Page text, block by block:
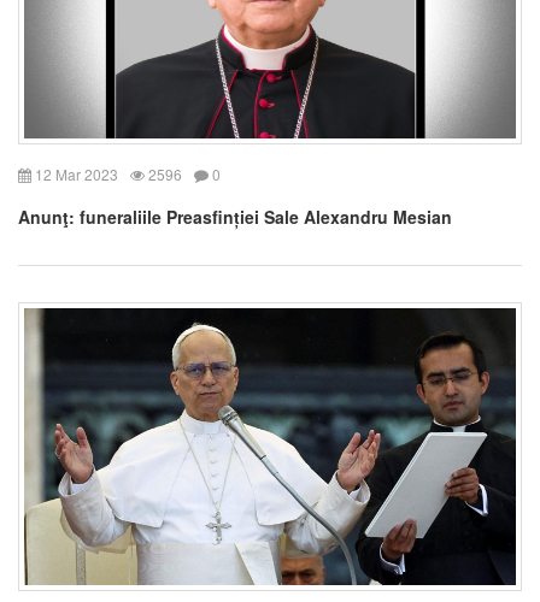
12 Mar 2023 2596 0
Anunţ: funeraliile Preasfinției Sale Alexandru Mesian